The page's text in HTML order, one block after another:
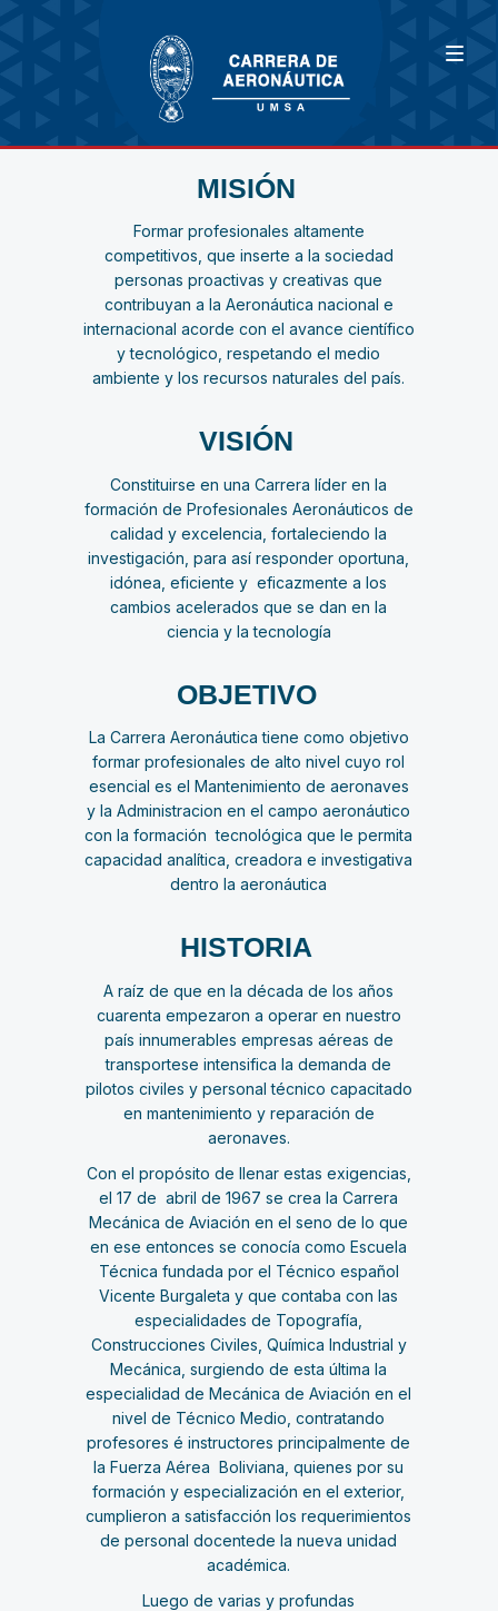
MISIÓN
Formar profesionales altamente
competitivos, que inserte a la sociedad
personas proactivas y creativas que
contribuyan a la Aeronáutica nacional e
internacional acorde con el avance científico
y tecnológico, respetando el medio
ambiente y los recursos naturales del país.
VISIÓN
Constituirse en una Carrera líder en la
formación de Profesionales Aeronáuticos de
calidad y excelencia, fortaleciendo la
investigación, para así responder oportuna,
idónea, eficiente y eficazmente a los
cambios acelerados que se dan en la
ciencia y la tecnología
OBJETIVO
La Carrera Aeronáutica tiene como objetivo
formar profesionales de alto nivel cuyo rol
esencial es el Mantenimiento de aeronaves
y la Administracion en el campo aeronáutico
con la formación tecnológica que le permita
capacidad analítica, creadora e investigativa
dentro la aeronáutica
HISTORIA
A raíz de que en la década de los años
cuarenta empezaron a operar en nuestro
país innumerables empresas aéreas de
transportese intensifica la demanda de
pilotos civiles y personal técnico capacitado
en mantenimiento y reparación de
aeronaves.
Con el propósito de llenar estas exigencias,
el 17 de abril de 1967 se crea la Carrera
Mecánica de Aviación en el seno de lo que
en ese entonces se conocía como Escuela
Técnica fundada por el Técnico español
Vicente Burgaleta y que contaba con las
especialidades de Topografía,
Construcciones Civiles, Química Industrial y
Mecánica, surgiendo de esta última la
especialidad de Mecánica de Aviación en el
nivel de Técnico Medio, contratando
profesores é instructores principalmente de
la Fuerza Aérea Boliviana, quienes por su
formación y especialización en el exterior,
cumplieron a satisfacción los requerimientos
de personal docentede la nueva unidad
académica.
Luego de varias y profundas